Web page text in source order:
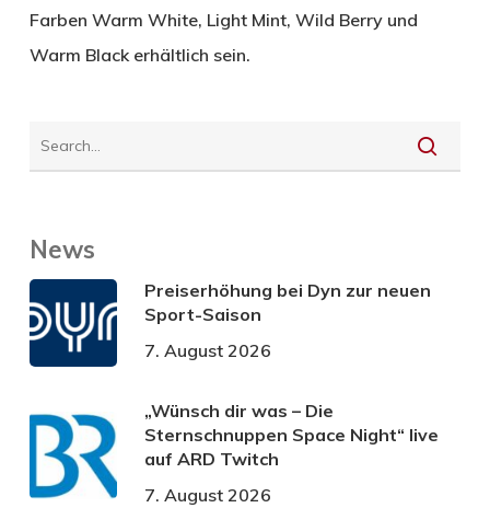
Farben Warm White, Light Mint, Wild Berry und
Warm Black erhältlich sein.
News
Preiserhöhung bei Dyn zur neuen
Sport-Saison
7. August 2026
„Wünsch dir was – Die
Sternschnuppen Space Night“ live
auf ARD Twitch
7. August 2026